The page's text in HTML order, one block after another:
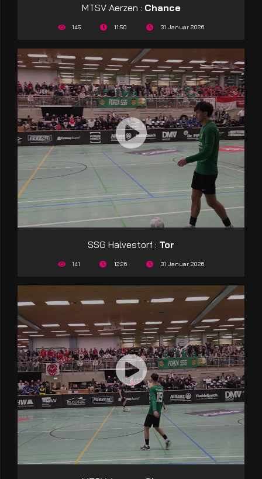
MTSV Aerzen : Chance
145 11:50 31 Januar 2026
SSG Halvestorf : Tor
141 12:26 31 Januar 2026